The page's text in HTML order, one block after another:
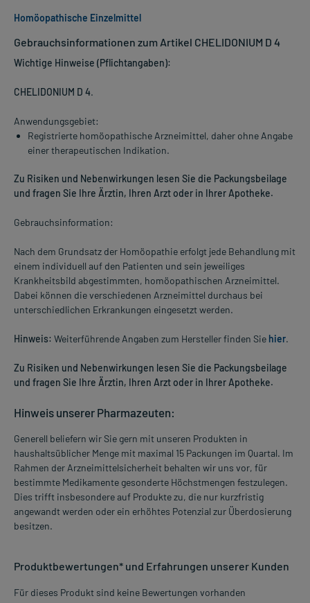
Gebrauchsinformationen zum Artikel CHELIDONIUM D 4
Wichtige Hinweise (Pflichtangaben):
CHELIDONIUM D 4.
Anwendungsgebiet:
Registrierte homöopathische Arzneimittel, daher ohne Angabe
einer therapeutischen Indikation.
Zu Risiken und Nebenwirkungen lesen Sie die Packungsbeilage
und fragen Sie Ihre Ärztin, Ihren Arzt oder in Ihrer Apotheke.
Gebrauchsinformation:
Nach dem Grundsatz der Homöopathie erfolgt jede Behandlung mit
einem individuell auf den Patienten und sein jeweiliges
Krankheitsbild abgestimmten, homöopathischen Arzneimittel.
Dabei können die verschiedenen Arzneimittel durchaus bei
unterschiedlichen Erkrankungen eingesetzt werden.
Hinweis: Weiterführende Angaben zum Hersteller finden Sie hier.
Zu Risiken und Nebenwirkungen lesen Sie die Packungsbeilage
und fragen Sie Ihre Ärztin, Ihren Arzt oder in Ihrer Apotheke.
Hinweis unserer Pharmazeuten:
Generell beliefern wir Sie gern mit unseren Produkten in
haushaltsüblicher Menge mit maximal 15 Packungen im Quartal. Im
Rahmen der Arzneimittelsicherheit behalten wir uns vor, für
bestimmte Medikamente gesonderte Höchstmengen festzulegen.
Dies trifft insbesondere auf Produkte zu, die nur kurzfristig
angewandt werden oder ein erhöhtes Potenzial zur Überdosierung
besitzen.
Produktbewertungen* und Erfahrungen unserer Kunden
Für dieses Produkt sind keine Bewertungen vorhanden
Homöopathische Einzelmittel